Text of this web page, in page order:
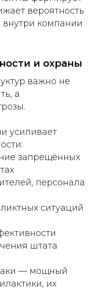
вероятность
компании
и охраны
важно не
а
усиливает
запрещённых
персонала
ситуаций
штата
— мощный
их